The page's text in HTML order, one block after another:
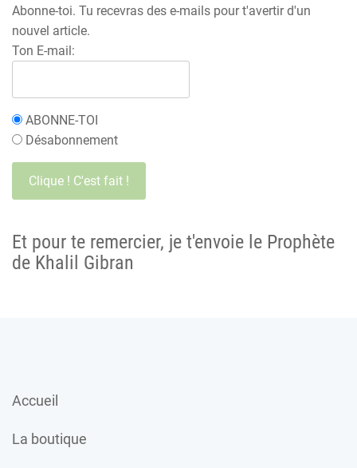
Abonne-toi. Tu recevras des e-mails pour t'avertir d'un
nouvel article.
Ton E-mail:
ABONNE-TOI
Désabonnement
Et pour te remercier, je t'envoie le Prophète
de Khalil Gibran
Accueil
La boutique